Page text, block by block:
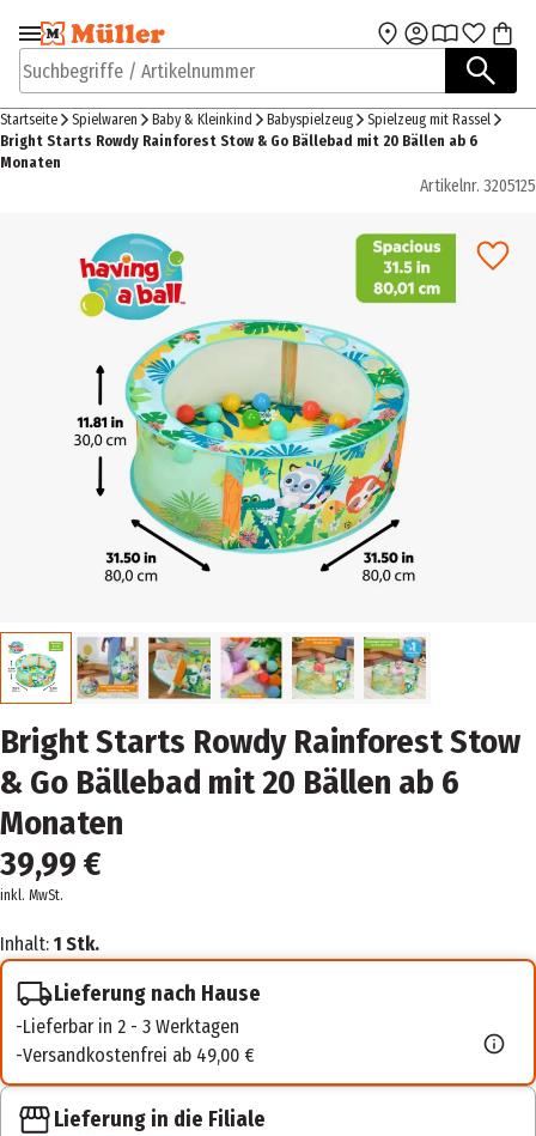
Zur Navigation
springen
Zum Hauptinhalt
Suchbegriffe / Artikelnummer
Startseite Spielwaren Baby & Kleinkind Babyspielzeug
Spielzeug mit Rassel
Bright Starts Rowdy Rainforest Stow & Go Bällebad mit 20 Bällen ab 6
Monaten
Artikelnr. 3205125
Bright Starts Rowdy Rainforest Stow
& Go Bällebad mit 20 Bällen ab 6
Monaten
39,99 €
inkl. MwSt.
Inhalt: 1 Stk.
Lieferung nach Hause
Lieferbar in 2 - 3 Werktagen
Versandkostenfrei ab 49,00 €
Lieferung in die Filiale